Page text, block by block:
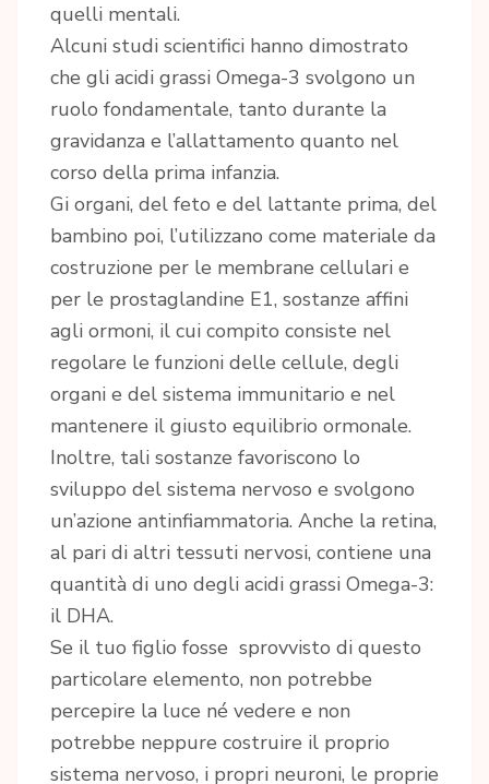
quelli mentali.
Alcuni studi scientifici hanno dimostrato
che gli acidi grassi Omega-3 svolgono un
ruolo fondamentale, tanto durante la
gravidanza e l’allattamento quanto nel
corso della prima infanzia.
Gi organi, del feto e del lattante prima, del
bambino poi, l’utilizzano come materiale da
costruzione per le membrane cellulari e
per le prostaglandine E1, sostanze affini
agli ormoni, il cui compito consiste nel
regolare le funzioni delle cellule, degli
organi e del sistema immunitario e nel
mantenere il giusto equilibrio ormonale.
Inoltre, tali sostanze favoriscono lo
sviluppo del sistema nervoso e svolgono
un’azione antinfiammatoria. Anche la retina,
al pari di altri tessuti nervosi, contiene una
quantità di uno degli acidi grassi Omega-3:
il DHA.
Se il tuo figlio fosse sprovvisto di questo
particolare elemento, non potrebbe
percepire la luce né vedere e non
potrebbe neppure costruire il proprio
sistema nervoso, i propri neuroni, le proprie